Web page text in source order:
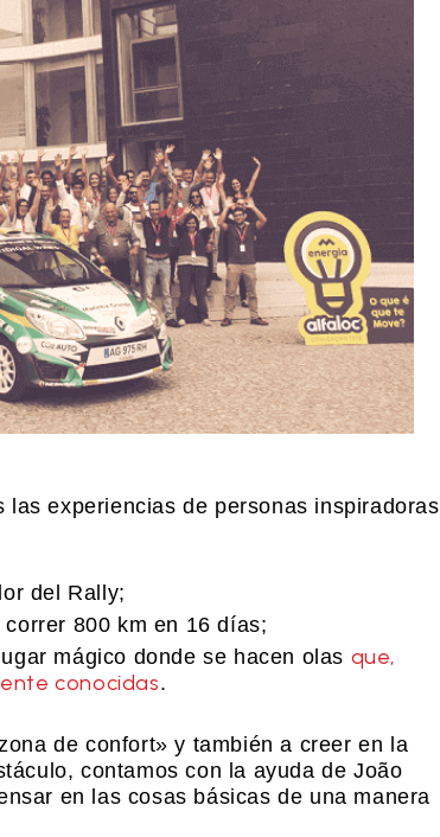
experiencias de personas inspiradoras
del Rally;
800 km en 16 días;
mágico donde se hacen olas que,
conocidas.
de confort» y también a creer en la
contamos con la ayuda de João
en las cosas básicas de una manera